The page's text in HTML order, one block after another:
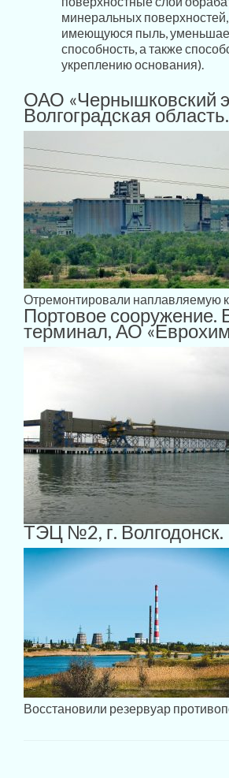
минеральных
имеющуюся пыль,
способность, а также
укреплению основания).
ОАО «Чернышковский
Волгоградская область.
Отремонтировали наплавляемую
Портовое сооружение.
терминал, АО
ТЭЦ №2, г. Волгодонск.
Восстановили резервуар